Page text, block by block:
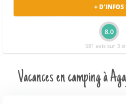
+ D'INFOS
8.0
581 avis sur 3
Vacances en camping à